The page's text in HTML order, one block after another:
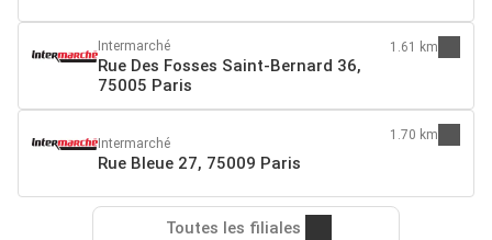
Intermarché
Rue Des Fosses Saint-Bernard 36,
75005 Paris
1.61 km
Intermarché
Rue Bleue 27, 75009 Paris
1.70 km
Toutes les filiales